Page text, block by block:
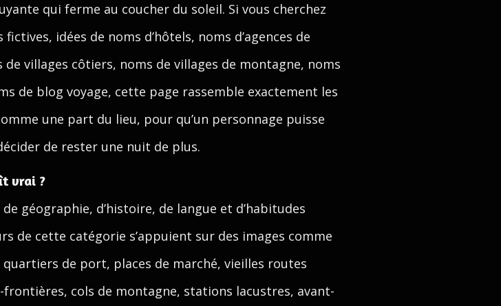
qui ferme au coucher du soleil. Si vous cherchez
idées de noms d’hôtels, noms d’agences de
villages côtiers, noms de villages de montagne, noms
de blog voyage, cette page rassemble exactement les
une part du lieu, pour qu’un personnage puisse
de rester une nuit de plus.
vrai ?
géographie, d’histoire, de langue et d’habitudes
de cette catégorie s’appuient sur des images comme
de port, places de marché, vieilles routes
cols de montagne, stations lacustres, avant-